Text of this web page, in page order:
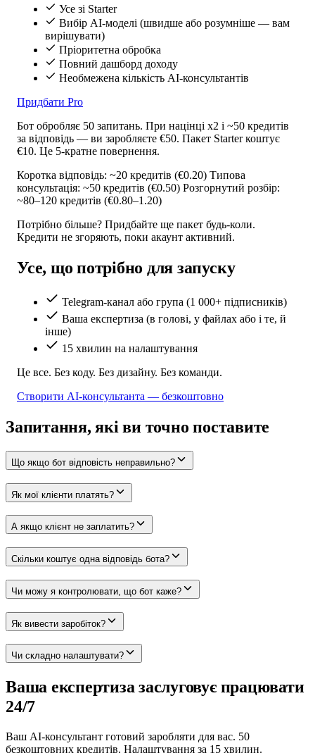
Усе зі Starter
Вибір AI-моделі (швидше або розумніше — вам
вирішувати)
Пріоритетна обробка
Повний дашборд доходу
Необмежена кількість AI-консультантів
Придбати Pro
Бот обробляє 50 запитань. При націнці x2 і ~50 кредитів
за відповідь — ви заробляєте €50. Пакет Starter коштує
€10. Це 5-кратне повернення.
Коротка відповідь: ~20 кредитів (€0.20) Типова
консультація: ~50 кредитів (€0.50) Розгорнутий розбір:
~80–120 кредитів (€0.80–1.20)
Потрібно більше? Придбайте ще пакет будь-коли.
Кредити не згоряють, поки акаунт активний.
Усе, що потрібно для запуску
Telegram-канал або група (1 000+ підписників)
Ваша експертиза (в голові, у файлах або і те, й
інше)
15 хвилин на налаштування
Це все. Без коду. Без дизайну. Без команди.
Створити AI-консультанта — безкоштовно
Запитання, які ви точно поставите
Що якщо бот відповість неправильно?
Як мої клієнти платять?
А якщо клієнт не заплатить?
Скільки коштує одна відповідь бота?
Чи можу я контролювати, що бот каже?
Як вивести заробіток?
Чи складно налаштувати?
Ваша експертиза заслуговує працювати
24/7
Ваш AI-консультант готовий заробляти для вас. 50
безкоштовних кредитів. Налаштування за 15 хвилин.